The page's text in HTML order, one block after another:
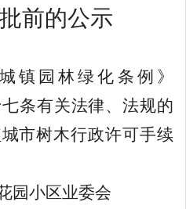
前的公示
镇园林绿化条例》
条有关法律、法规的
市树木行政许可手续
园小区业委会